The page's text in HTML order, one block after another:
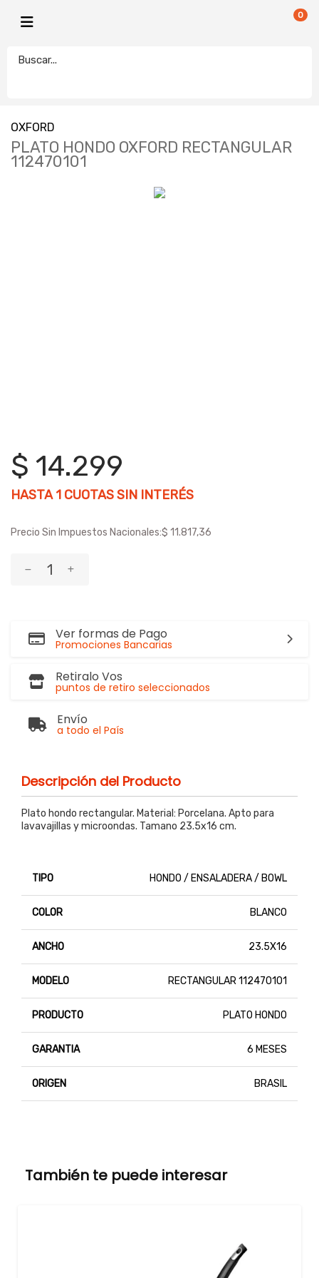
0
OXFORD
PLATO HONDO OXFORD RECTANGULAR
112470101
$ 14.299
HASTA1 CUOTAS SIN INTERÉS
Precio Sin Impuestos Nacionales:$ 11.817,36
Ver formas de Pago
Promociones Bancarias
Retiralo Vos
puntos de retiro seleccionados
Envío
a todo el País
Descripción del Producto
Plato hondo rectangular. Material: Porcelana. Apto para
lavavajillas y microondas. Tamano 23.5x16 cm.
TIPO HONDO / ENSALADERA / BOWL
COLOR BLANCO
ANCHO 23.5X16
MODELO RECTANGULAR 112470101
PRODUCTO PLATO HONDO
GARANTIA 6 MESES
ORIGEN BRASIL
También te puede interesar